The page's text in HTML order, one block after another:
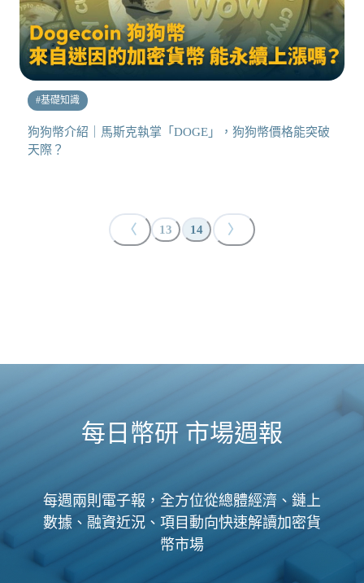
#基礎知識
狗狗幣介紹｜馬斯克執掌「DOGE」，狗狗幣價格能突破
天際？
〈 13 14 〉
每日幣研 市場週報
每週兩則電子報，全方位從總體經濟、鏈上
數據、融資近況、項目動向快速解讀加密貨
幣市場